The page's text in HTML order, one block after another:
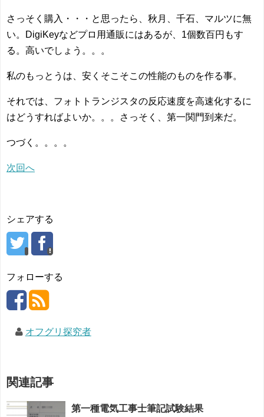
さっそく購入・・・と思ったら、秋月、千石、マルツに無
い。DigiKeyなどプロ用通販にはあるが、1個数百円もす
る。高いでしょう。。。
私のもっとうは、安くそこそこの性能のものを作る事。
それでは、フォトトランジスタの反応速度を高速化するに
はどうすればよいか。。。さっそく、第一関門到来だ。
つづく。。。。
次回へ
シェアする
フォローする
オフグリ探究者
関連記事
第一種電気工事士筆記試験結果